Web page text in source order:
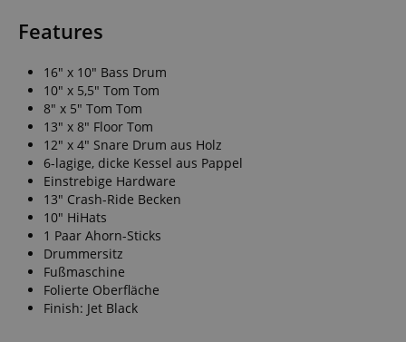
Features
16" x 10" Bass Drum
10" x 5,5" Tom Tom
8" x 5" Tom Tom
13" x 8" Floor Tom
12" x 4" Snare Drum aus Holz
6-lagige, dicke Kessel aus Pappel
Einstrebige Hardware
13" Crash-Ride Becken
10" HiHats
1 Paar Ahorn-Sticks
Drummersitz
Fußmaschine
Folierte Oberfläche
Finish: Jet Black